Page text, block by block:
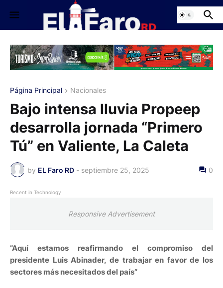
Página Principal Nacionales
Bajo intensa lluvia Propeep
desarrolla jornada “Primero
Tú” en Valiente, La Caleta
by EL Faro RD - septiembre 25, 2025 0
Recent in Technology
Responsive Advertisement
”Aquí estamos reafirmando el compromiso del
presidente Luis Abinader, de trabajar en favor de los
sectores más necesitados del país”